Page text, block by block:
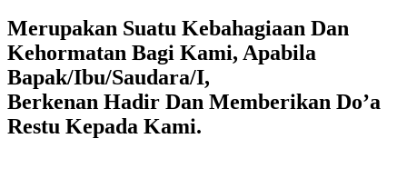
Merupakan Suatu Kebahagiaan Dan
Kehormatan Bagi Kami, Apabila
Bapak/Ibu/Saudara/I,
Berkenan Hadir Dan Memberikan Do’a
Restu Kepada Kami.